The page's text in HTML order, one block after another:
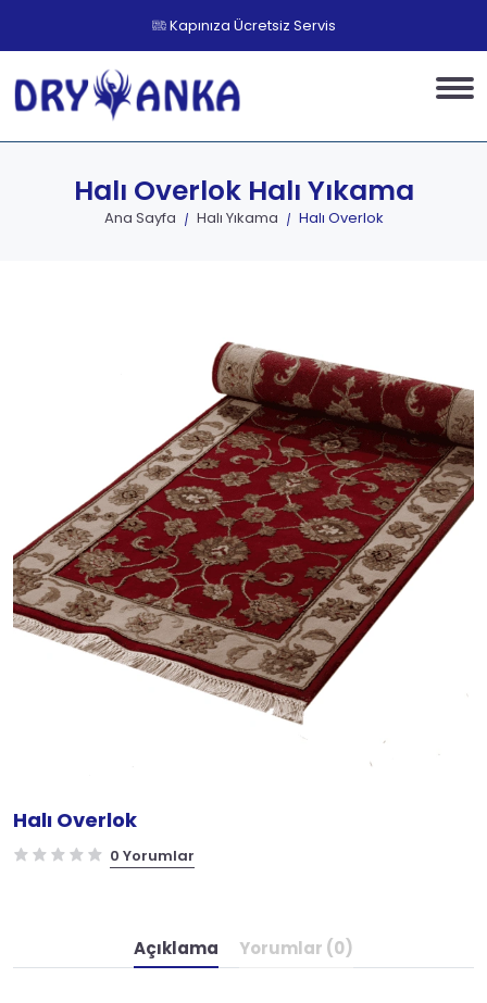
Kapınıza Ücretsiz Servis
Halı Overlok Halı Yıkama
Ana Sayfa Halı Yıkama Halı Overlok
Halı Overlok
0 Yorumlar
Açıklama Yorumlar (0)